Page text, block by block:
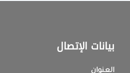
بيانات الإتصال
العنوان